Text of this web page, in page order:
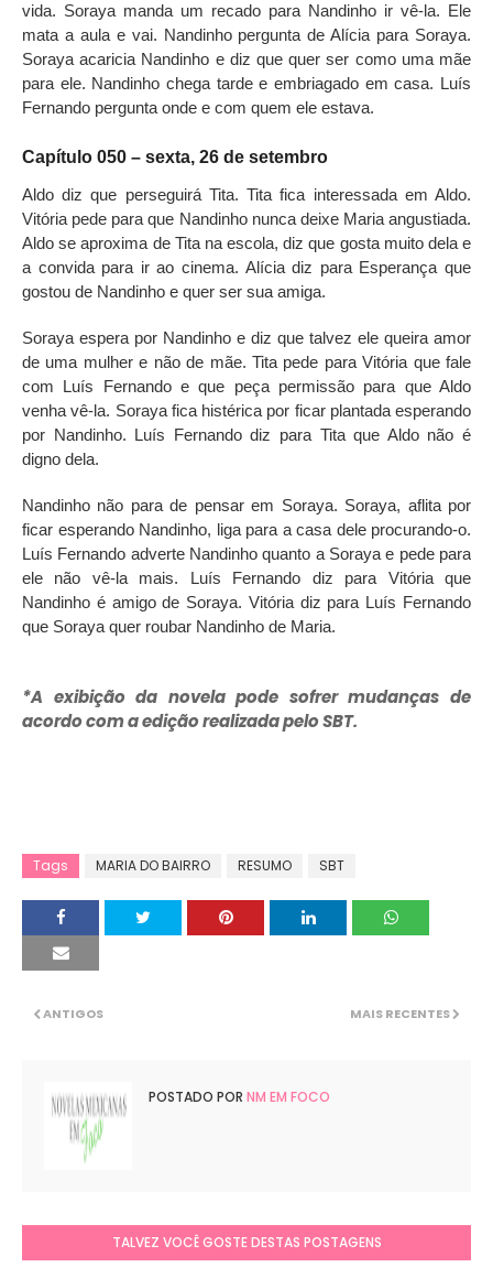
vida. Soraya manda um recado para Nandinho ir vê-la. Ele
mata a aula e vai. Nandinho pergunta de Alícia para Soraya.
Soraya acaricia Nandinho e diz que quer ser como uma mãe
para ele. Nandinho chega tarde e embriagado em casa. Luís
Fernando pergunta onde e com quem ele estava.
Capítulo 050 – sexta, 26 de setembro
Aldo diz que perseguirá Tita. Tita fica interessada em Aldo.
Vitória pede para que Nandinho nunca deixe Maria angustiada.
Aldo se aproxima de Tita na escola, diz que gosta muito dela e
a convida para ir ao cinema. Alícia diz para Esperança que
gostou de Nandinho e quer ser sua amiga.
Soraya espera por Nandinho e diz que talvez ele queira amor
de uma mulher e não de mãe. Tita pede para Vitória que fale
com Luís Fernando e que peça permissão para que Aldo
venha vê-la. Soraya fica histérica por ficar plantada esperando
por Nandinho. Luís Fernando diz para Tita que Aldo não é
digno dela.
Nandinho não para de pensar em Soraya. Soraya, aflita por
ficar esperando Nandinho, liga para a casa dele procurando-o.
Luís Fernando adverte Nandinho quanto a Soraya e pede para
ele não vê-la mais. Luís Fernando diz para Vitória que
Nandinho é amigo de Soraya. Vitória diz para Luís Fernando
que Soraya quer roubar Nandinho de Maria.
*A exibição da novela pode sofrer mudanças de
acordo com a edição realizada pelo SBT.
Tags MARIA DO BAIRRO RESUMO SBT
MAIS RECENTES
ANTIGOS
POSTADO POR NM EM FOCO
TALVEZ VOCÊ GOSTE DESTAS POSTAGENS